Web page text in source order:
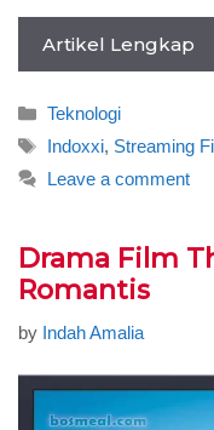
Artikel Lengkap
Categories
Teknologi
Tags
Indoxxi, Streaming
Leave a comment
Drama Film
Romantis
by Indah Amalia